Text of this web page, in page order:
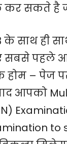
सकते है
के साथ ही
सबसे पहले
– पेज पर
आपको
to